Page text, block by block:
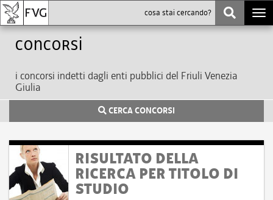
Concorsi
i concorsi indetti dagli enti pubblici del Friuli Venezia
Giulia
CERCA CONCORSI
RISULTATO DELLA
RICERCA PER TITOLO DI
STUDIO